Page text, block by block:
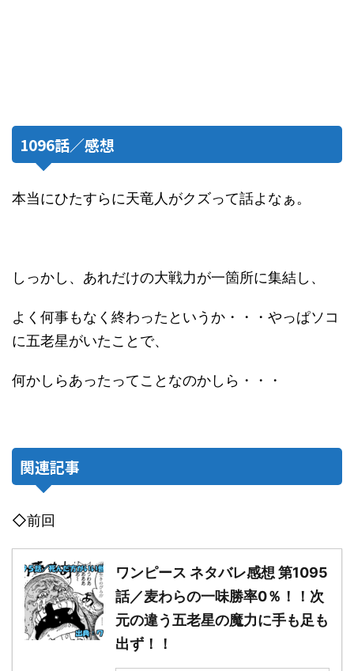
1096話／感想
本当にひたすらに天竜人がクズって話よなぁ。
しっかし、あれだけの大戦力が一箇所に集結し、
よく何事もなく終わったというか・・・やっぱソコ
に五老星がいたことで、
何かしらあったってことなのかしら・・・
関連記事
◇前回
ワンピース ネタバレ感想 第1095
話／麦わらの一味勝率0％！！次
元の違う五老星の魔力に手も足も
出ず！！